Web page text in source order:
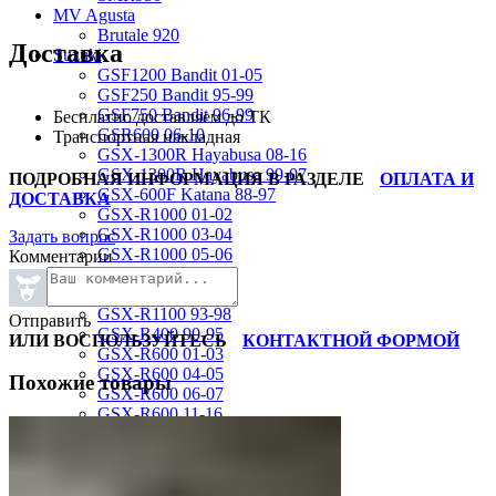
MV Agusta
Brutale 920
Suzuki
GSF1200 Bandit 01-05
GSF250 Bandit 95-99
GSF750 Bandit 96-99
GSR600 06-10
GSX-1300R Hayabusa 08-16
GSX-1300R Hayabusa 99-07
GSX-600F Katana 88-97
GSX-R1000 01-02
GSX-R1000 03-04
GSX-R1000 05-06
GSX-R1000 07-08
GSX-R1100 93-98
GSX-R400 90-95
GSX-R600 01-03
GSX-R600 04-05
GSX-R600 06-07
GSX-R600 11-16
Доставка
Бесплатно доставляем до ТК
Транспортная накладная
ПОДРОБНАЯ ИНФОРМАЦИЯ В РАЗДЕЛЕ
ОПЛАТА И
ДОСТАВКА
Задать вопрос
Комментарии
Отправить
ИЛИ ВОСПОЛЬЗУЙТЕСЬ
КОНТАКТНОЙ ФОРМОЙ
Похожие товары